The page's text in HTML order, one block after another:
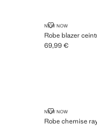
NEW NOW
Robe blazer
ROBE BLAZER
Prix actuel [69,99
69,99 €
NEW NOW
Robe chemise
ROBE